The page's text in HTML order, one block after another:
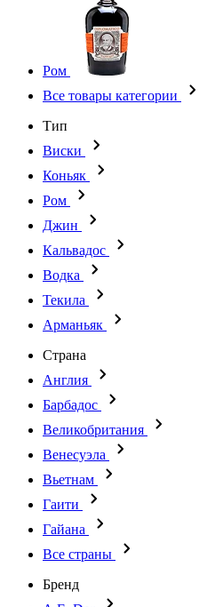
Ром
Все товары категории
Тип
Виски
Коньяк
Ром
Джин
Кальвадос
Водка
Текила
Арманьяк
Страна
Англия
Барбадос
Великобритания
Венесуэла
Вьетнам
Гаити
Гайана
Все страны
Бренд